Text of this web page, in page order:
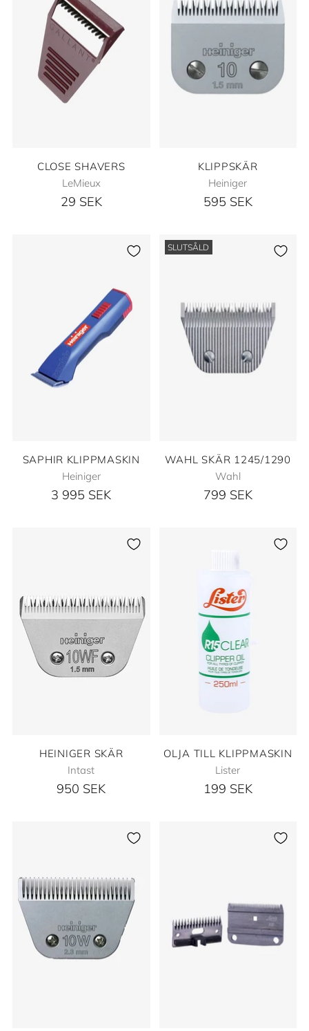
CLOSE SHAVERS
LeMieux
29 SEK
KLIPPSKÄR
Heiniger
595 SEK
SAPHIR KLIPPMASKIN
Heiniger
3 995 SEK
SLUTSÅLD
WAHL SKÄR 1245/1290
Wahl
799 SEK
HEINIGER SKÄR
Intast
950 SEK
OLJA TILL KLIPPMASKIN
Lister
199 SEK